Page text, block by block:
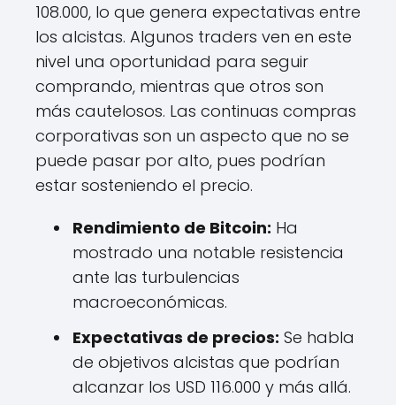
108.000, lo que genera expectativas entre
los alcistas. Algunos traders ven en este
nivel una oportunidad para seguir
comprando, mientras que otros son
más cautelosos. Las continuas compras
corporativas son un aspecto que no se
puede pasar por alto, pues podrían
estar sosteniendo el precio.
Rendimiento de Bitcoin: Ha
mostrado una notable resistencia
ante las turbulencias
macroeconómicas.
Expectativas de precios: Se habla
de objetivos alcistas que podrían
alcanzar los USD 116.000 y más allá.